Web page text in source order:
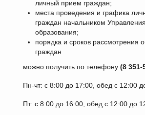
личный прием граждан;
места проведения и графика
граждан начальником
образования;
порядка и сроков рассмотрения
граждан
можно получить по телефону (8 351-
Пн-чт: с 8:00 до 17:00, обед с 12:00
Пт: с 8:00 до 16:00, обед с 12:00 до